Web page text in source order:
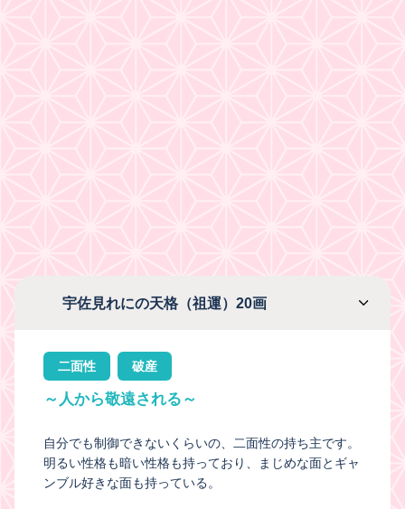
宇佐見れにの天格（祖運）20画
二面性 破産
～人から敬遠される～
自分でも制御できないくらいの、二面性の持ち主です。
明るい性格も暗い性格も持っており、まじめな面とギャ
ンブル好きな面も持っている。